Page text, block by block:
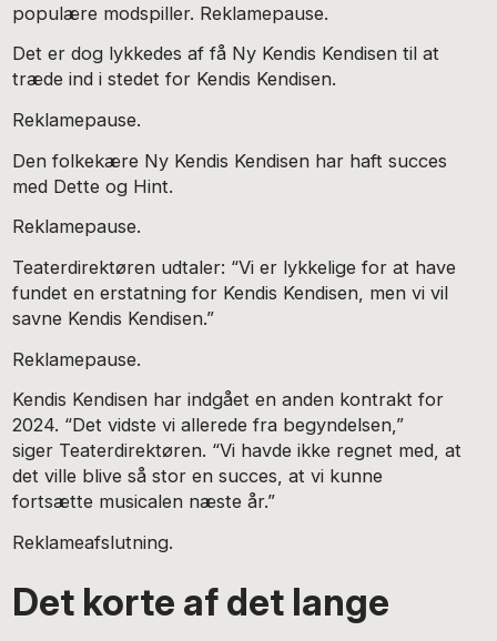
populære modspiller. Reklamepause.
Det er dog lykkedes af få Ny Kendis Kendisen til at
træde ind i stedet for Kendis Kendisen.
Reklamepause.
Den folkekære Ny Kendis Kendisen har haft succes
med Dette og Hint.
Reklamepause.
Teaterdirektøren udtaler: “Vi er lykkelige for at have
fundet en erstatning for Kendis Kendisen, men vi vil
savne Kendis Kendisen.”
Reklamepause.
Kendis Kendisen har indgået en anden kontrakt for
2024. “Det vidste vi allerede fra begyndelsen,”
siger Teaterdirektøren. “Vi havde ikke regnet med, at
det ville blive så stor en succes, at vi kunne
fortsætte musicalen næste år.”
Reklameafslutning.
Det korte af det lange